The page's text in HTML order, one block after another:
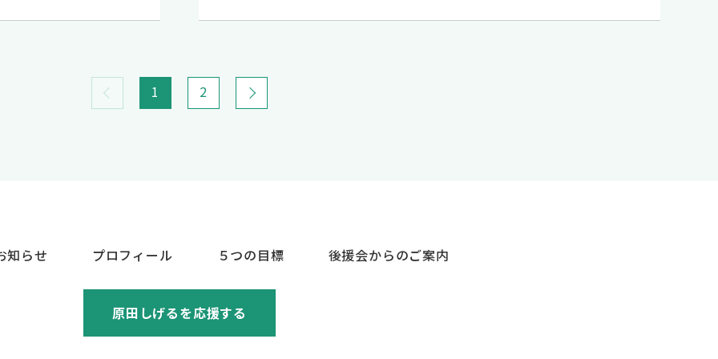
1 2
知らせ プロフィール ５つの目標 後援会からのご案内
原田しげるを応援する